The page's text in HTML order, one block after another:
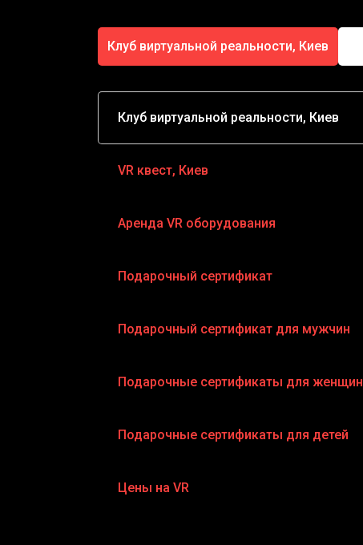
Клуб виртуальной реальности, Киев
Клуб виртуальной реальности, Киев
VR квест, Киев
Аренда VR оборудования
Подарочный сертификат
Подарочный сертификат для мужчин
Подарочные сертификаты для женщин
Подарочные сертификаты для детей
Цены на VR